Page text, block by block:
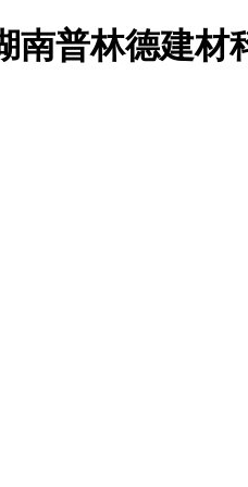
南普林德建材